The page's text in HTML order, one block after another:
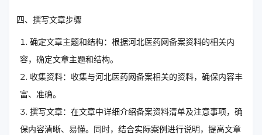
四、撰写文章步骤
确定文章主题和结构：根据河北医药网备案资料的相关内
容，确定文章主题和结构。
收集资料：收集与河北医药网备案相关的资料，确保内容丰
富、准确。
撰写文章：在文章中详细介绍备案资料清单及注意事项，确
保内容清晰、易懂。同时，结合实际案例进行说明，提高文章